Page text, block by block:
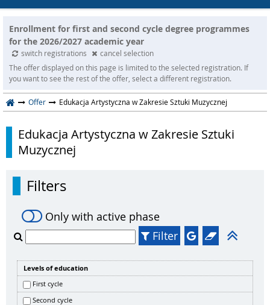
Enrollment for first and second cycle degree programmes
for the 2026/2027 academic year
switch registrations
cancel selection
The offer displayed on this page is limited to the selected registration. If
you want to see the rest of the offer, select a different registration.
Offer Edukacja Artystyczna w Zakresie Sztuki Muzycznej
Edukacja Artystyczna w Zakresie Sztuki
Muzycznej
Filters
Only with active phase
Filter
Levels of education
First cycle
Second cycle